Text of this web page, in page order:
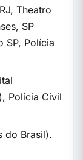
Theatro
SP
SP, Polícia
Polícia Civil
do Brasil).